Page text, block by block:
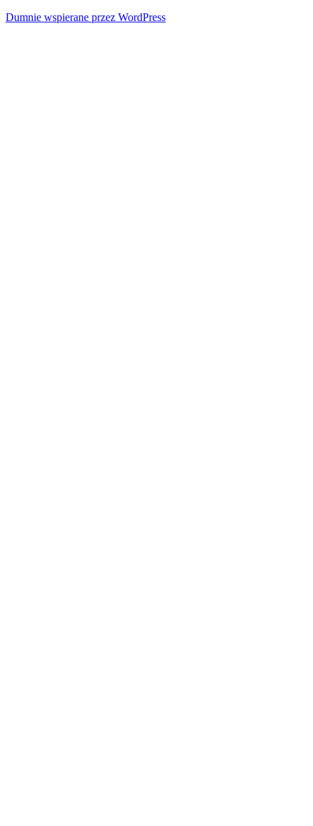
Dumnie wspierane przez WordPress